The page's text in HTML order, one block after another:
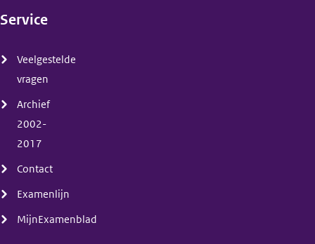
Service
Veelgestelde
vragen
Archief
2002-
2017
Contact
Examenlijn
MijnExamenblad